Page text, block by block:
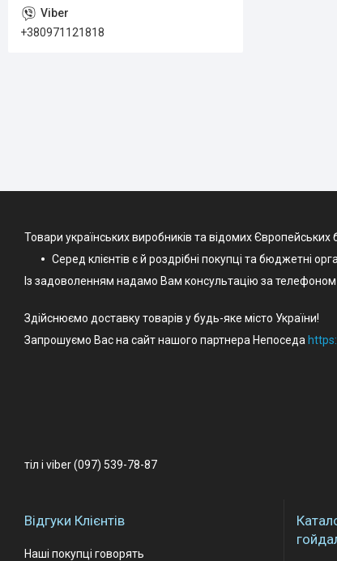
+380971121818
Товари українських виробників та відомих Європейських
Серед клієнтів є й роздрібні покупці та бюджетні
Із задоволенням надамо Вам консультацію за
Здійснюємо доставку товарів у будь-яке місто України!
Запрошуємо Вас на сайт нашого партнера Непоседа
тіл і viber (097) 539-78-87
Відгуки Клієнтів
Наші покупці говорять